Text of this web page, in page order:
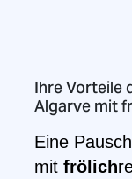
Ihre Vorteile
Algarve mit
Eine
mit frölich